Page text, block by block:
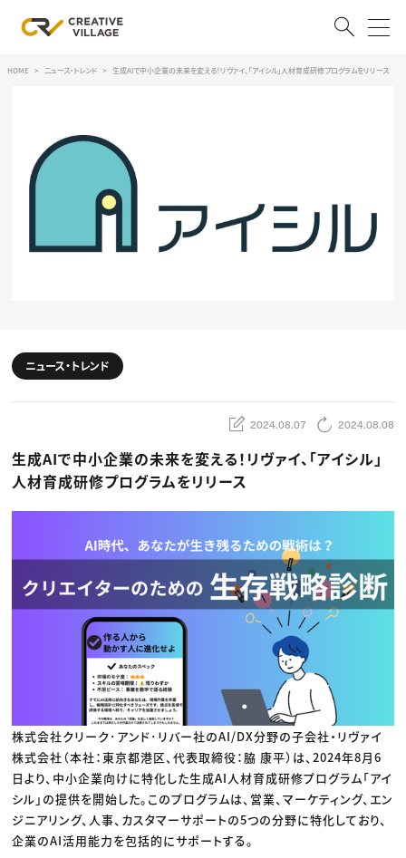
ACCOUNT
RECRUIT
クリエイター求人を探す
CREATIVE JOB求人検索
スキルアップしたい！ トップ
デザイン
動画配信・映像制作
ディレクション
業界解説・キャリア事情
お役立ち基礎知識
TOP Creator’s コラム
ゲームクリエイター
映像クリエイター
マーケッター
C＆R Magazine
ニュース・トレンド
ゲーム・エンタメ
広告
出版
CREATIVE VILLAGEからのお知らせ
プロフェッショナル×つながる×メディア
HOME ニュース・トレンド 生成AIで中小企業の未来を変える！リヴァイ、「アイシル」人材育成研修プログラムをリリース
ニュース・トレンド
2024.08.07 2024.08.08
生成AIで中小企業の未来を変える！リヴァイ、「アイシル」
人材育成研修プログラムをリリース
株式会社クリーク･アンド･リバー社のAI/DX分野の子会社・リヴァイ
株式会社（本社：東京都港区、代表取締役：脇 康平）は、2024年8月6
日より、中小企業向けに特化した生成AI人材育成研修プログラム「アイ
シル」の提供を開始した。このプログラムは、営業、マーケティング、エン
ジニアリング、人事、カスタマーサポートの5つの分野に特化しており、
企業のAI活用能力を包括的にサポートする。